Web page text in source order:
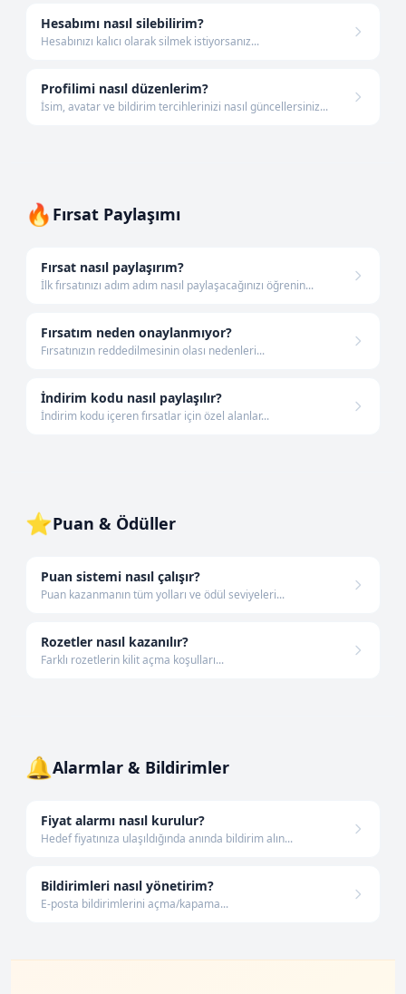
Hesabımı nasıl silebilirim?
Hesabınızı kalıcı olarak silmek istiyorsanız...
Profilimi nasıl düzenlerim?
İsim, avatar ve bildirim tercihlerinizi nasıl güncellersiniz...
🔥 Fırsat Paylaşımı
Fırsat nasıl paylaşırım?
İlk fırsatınızı adım adım nasıl paylaşacağınızı öğrenin...
Fırsatım neden onaylanmıyor?
Fırsatınızın reddedilmesinin olası nedenleri...
İndirim kodu nasıl paylaşılır?
İndirim kodu içeren fırsatlar için özel alanlar...
⭐Puan & Ödüller
Puan sistemi nasıl çalışır?
Puan kazanmanın tüm yolları ve ödül seviyeleri...
Rozetler nasıl kazanılır?
Farklı rozetlerin kilit açma koşulları...
🔔Alarmlar & Bildirimler
Fiyat alarmı nasıl kurulur?
Hedef fiyatınıza ulaşıldığında anında bildirim alın...
Bildirimleri nasıl yönetirim?
E-posta bildirimlerini açma/kapama...